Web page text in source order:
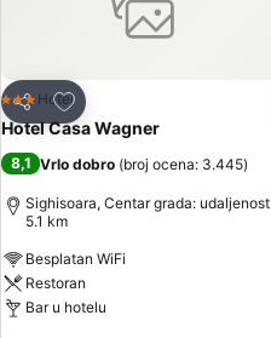
Deli
Dodati u favorite
3 Zvezdice
Hotel
Hotel Casa Wagner
8,1 Vrlo dobro (broj ocena: 3.445)
Sighisoara, Centar grada: udaljenost
5.1 km
Besplatan WiFi
Restoran
Bar u hotelu